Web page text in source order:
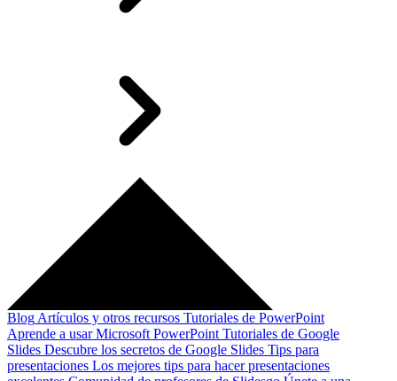
Blog Artículos y otros recursos Tutoriales de PowerPoint
Aprende a usar Microsoft PowerPoint Tutoriales de Google
Slides Descubre los secretos de Google Slides Tips para
presentaciones Los mejores tips para hacer presentaciones